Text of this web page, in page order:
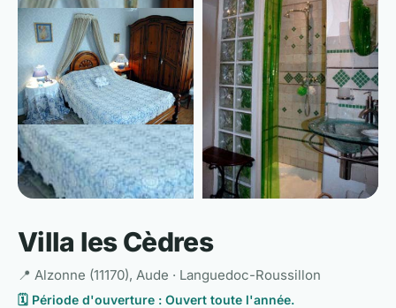
Villa les Cèdres
📍 Alzonne (11170), Aude · Languedoc-Roussillon
🗓️ Période d'ouverture : Ouvert toute l'année.